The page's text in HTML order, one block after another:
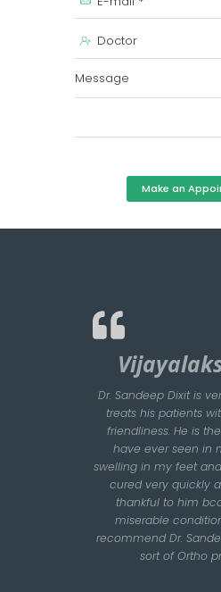
Make an
Dr. Sandeep Dixit is
treats his patients
friendliness. He is
have ever seen in
swelling in my feet
cured very quickly
thankful to him
miserable
recommend Dr.
sort of Ortho